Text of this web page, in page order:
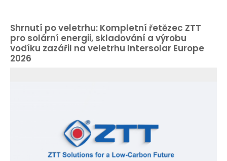
Shrnutí po veletrhu: Kompletní řetězec ZTT
pro solární energii, skladování a výrobu
vodíku zazářil na veletrhu Intersolar Europe
2026